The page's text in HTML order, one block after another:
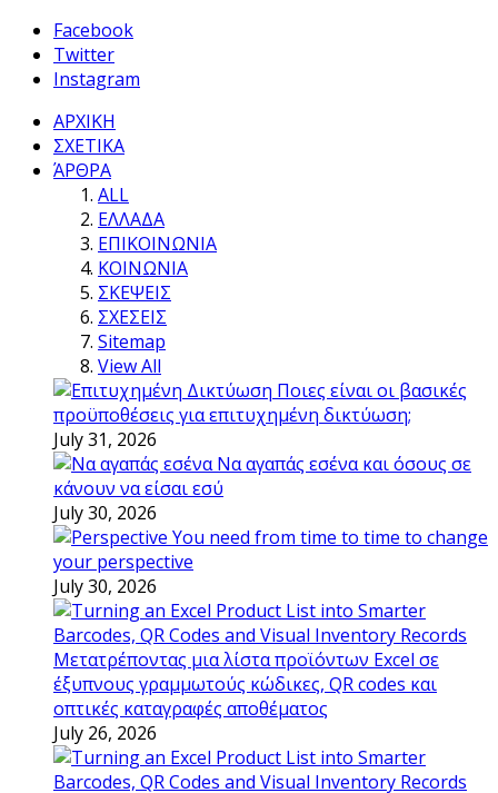
Facebook
Twitter
Instagram
ΑΡΧΙΚΗ
ΣΧΕΤΙΚΑ
ΆΡΘΡΑ
ALL
ΕΛΛΑΔΑ
ΕΠΙΚΟΙΝΩΝΙΑ
ΚΟΙΝΩΝΙΑ
ΣΚΕΨΕΙΣ
ΣΧΕΣΕΙΣ
Sitemap
View All
Ποιες είναι οι βασικές
προϋποθέσεις για επιτυχημένη δικτύωση;
July 31, 2026
Να αγαπάς εσένα και όσους σε
κάνουν να είσαι εσύ
July 30, 2026
You need from time to time to change
your perspective
July 30, 2026
Μετατρέποντας μια λίστα προϊόντων Excel σε
έξυπνους γραμμωτούς κώδικες, QR codes και
οπτικές καταγραφές αποθέματος
July 26, 2026